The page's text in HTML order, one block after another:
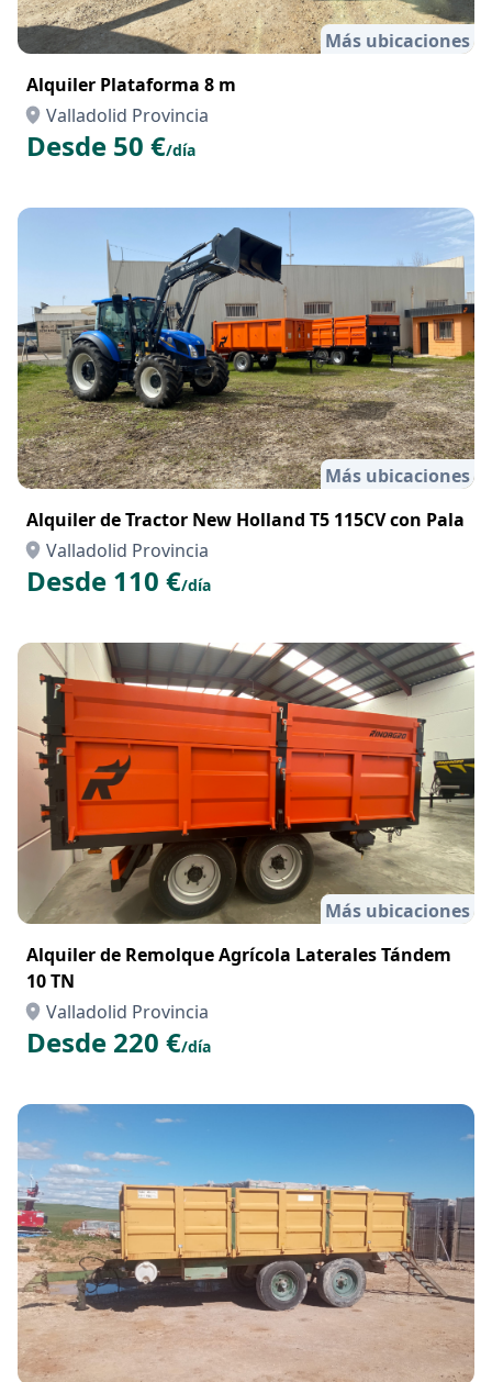
Más ubicaciones
Alquiler Plataforma 8 m
Valladolid Provincia
Desde 50 €/día
Más ubicaciones
Alquiler de Tractor New Holland T5 115CV con Pala
Valladolid Provincia
Desde 110 €/día
Más ubicaciones
Alquiler de Remolque Agrícola Laterales Tándem
10 TN
Valladolid Provincia
Desde 220 €/día